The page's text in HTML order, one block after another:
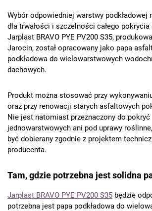
Wybór odpowiedniej warstwy podkładowej
dla trwałości i szczelności całego pokrycia
Jarplast BRAVO PYE PV200 S35,
Jarocin, został opracowany jako papa
podkładowa do wielowarstwowych
dachowych.
Produkt można stosować przy
oraz przy renowacji starych asfaltowych
Nie jest natomiast przeznaczony do pokryć
jednowarstwowych ani pod uprawy
być dobierany zgodnie z projektem
producenta.
Tam, gdzie potrzebna jest solidna
Jarplast BRAVO PYE PV200 S35 będzie
potrzebna jest papa podkładowa do